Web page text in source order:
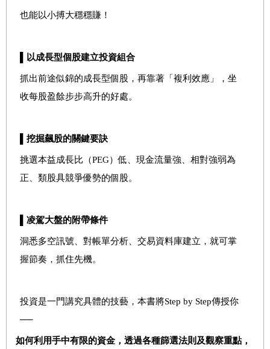
也能以小搏大穩穩賺！
▌以成長型個股建立投資組合
抓出前途似錦的成長型個股，再靠著「複利效應」，坐
收每股盈餘步步高升的好處。
▌挖掘飆股的關鍵要訣
挑選本益成長比（PEG）低、現金流量強、相對強弱為
正、類股具競爭優勢的個股。
▌凌駕大盤的附帶條件
洞悉多空訊號、對帳單分析、交易資料庫建立，就可掌
握節奏，抓住先機。
投資是一門講究具體的技藝，本書將Step by Step傳授你
──
如何利用手中有限的資金，透過各種篩選法則及觀察重點，